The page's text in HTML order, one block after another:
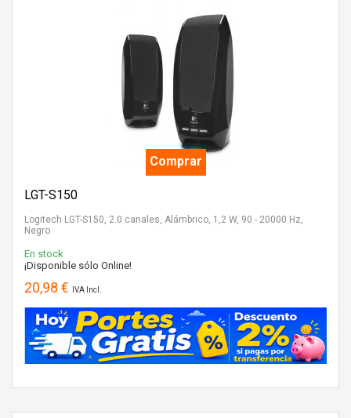
Comprar
LGT-S150
Logitech LGT-S150, 2.0 canales, Alámbrico, 1,2 W, 90 - 20000 Hz,
Negro
En stock
¡Disponible sólo Online!
20,98 € IVA Incl.